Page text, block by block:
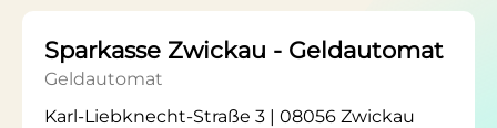
Sparkasse Zwickau - Geldautomat
Geldautomat
Karl-Liebknecht-Straße 3 | 08056 Zwickau